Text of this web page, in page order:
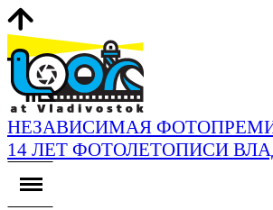
НЕЗАВИСИМАЯ
14 ЛЕТ ФОТОЛЕТОПИСИ